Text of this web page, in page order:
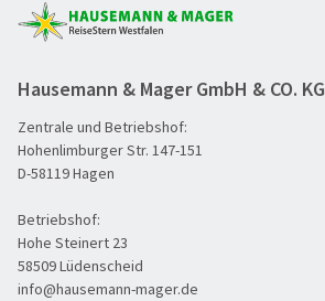
Hausemann & Mager GmbH & CO. KG
Zentrale und Betriebshof:
Hohenlimburger Str. 147-151
D-58119 Hagen
Betriebshof:
Hohe Steinert 23
58509 Lüdenscheid
info@hausemann-mager.de